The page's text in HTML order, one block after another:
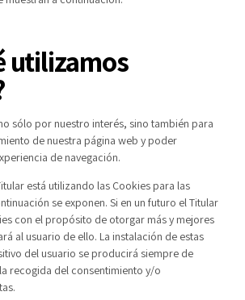
utilizamos
sólo por nuestro interés, sino también para
de nuestra página web y poder
de navegación.
está utilizando las Cookies para las
se exponen. Si en un futuro el Titular
con el propósito de otorgar más y mejores
al usuario de ello. La instalación de estas
del usuario se producirá siempre de
recogida del consentimiento y/o